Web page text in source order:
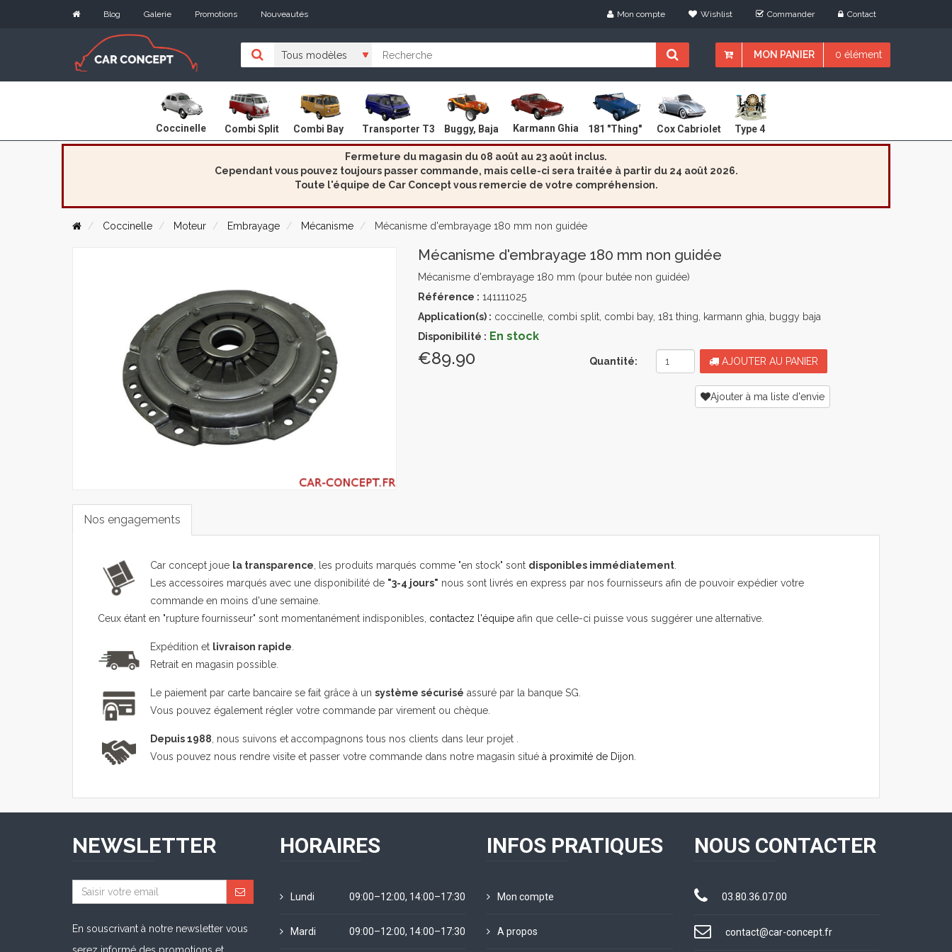
Blog Galerie Promotions Nouveautés Mon compte Wishlist Commander Contact
MON PANIER 0 élément
Coccinelle Combi Split Combi Bay Transporter T3 Buggy, Baja Karmann Ghia 181 "Thing" Cox Cabriolet Type 4
Fermeture du magasin du 08 août au 23 août inclus.
Cependant vous pouvez toujours passer commande, mais celle-ci sera traitée à partir du 24 août 2026.
Toute l'équipe de Car Concept vous remercie de votre compréhension.
Coccinelle Moteur Embrayage Mécanisme Mécanisme d'embrayage 180 mm non guidée
Mécanisme d'embrayage 180 mm non guidée
Mécanisme d'embrayage 180 mm (pour butée non guidée)
Référence : 141111025
Application(s) : coccinelle, combi split, combi bay, 181 thing, karmann ghia, buggy baja
Disponibilité : En stock
€89.90 Quantité: AJOUTER AU PANIER
Ajouter à ma liste d'envie
Nos engagements
Car concept joue la transparence, les produits marqués comme "en stock" sont disponibles immédiatement.
Les accessoires marqués avec une disponibilité de "3-4 jours" nous sont livrés en express par nos fournisseurs afin de pouvoir expédier votre
commande en moins d'une semaine.
Ceux étant en "rupture fournisseur" sont momentanément indisponibles, contactez l'équipe afin que celle-ci puisse vous suggérer une alternative.
Expédition et livraison rapide.
Retrait en magasin possible.
Le paiement par carte bancaire se fait grâce à un système sécurisé assuré par la banque SG.
Vous pouvez également régler votre commande par virement ou chèque.
Depuis 1988, nous suivons et accompagnons tous nos clients dans leur projet .
Vous pouvez nous rendre visite et passer votre commande dans notre magasin situé à proximité de Dijon.
NEWSLETTER
En souscrivant à notre newsletter vous
HORAIRES
Lundi 09:00–12:00, 14:00–17:30
Mardi 09:00–12:00, 14:00–17:30
INFOS PRATIQUES
Mon compte
A propos
NOUS CONTACTER
03.80.36.07.00
contact@car-concept.fr